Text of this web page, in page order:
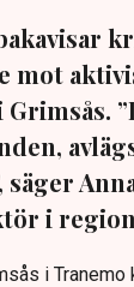
mot
säger
i
i Tranemo